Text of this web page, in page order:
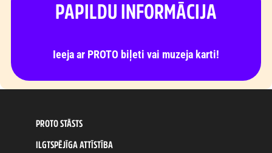
PAPILDU INFORMĀCIJA
Ieeja ar PROTO biļeti vai muzeja karti!
PROTO STĀSTS
ILGTSPĒJĪGA ATTĪSTĪBA